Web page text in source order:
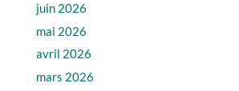
juin 2026
mai 2026
avril 2026
mars 2026